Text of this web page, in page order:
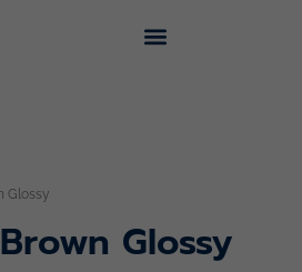
Glossy
Glossy